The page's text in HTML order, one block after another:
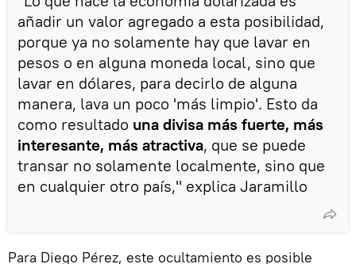
añadir un valor agregado a esta posibilidad,
porque ya no solamente hay que lavar en
pesos o en alguna moneda local, sino que
lavar en dólares, para decirlo de alguna
manera, lava un poco 'más limpio'. Esto da
como resultado una divisa más fuerte, más
interesante, más atractiva, que se puede
transar no solamente localmente, sino que
en cualquier otro país," explica Jaramillo
Para Diego Pérez, este ocultamiento es posible